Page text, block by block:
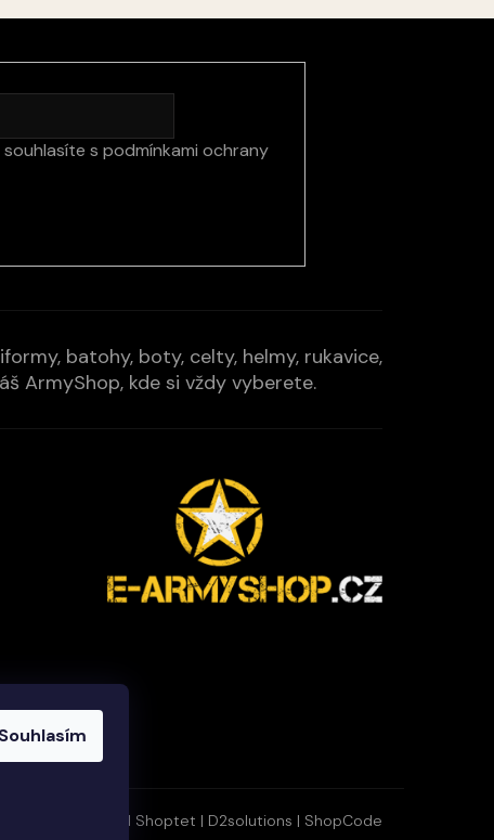
Souhlasím
s podmínkami ochrany
batohy, boty, celty, helmy, rukavice,
ArmyShop, kde si vždy vyberete.
Vytvořil Shoptet | D2solutions | ShopCode